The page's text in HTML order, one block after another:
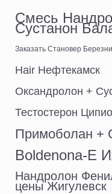
Смесь
Сустанон
Заказать Становер
Hair Нефтекамск
Оксандролон +
Тестостерон
Примоболан +
Boldenona-E
Нандролон
цены Жигулевск